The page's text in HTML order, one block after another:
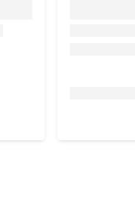
(3b106) 45
mg, L-Methionin